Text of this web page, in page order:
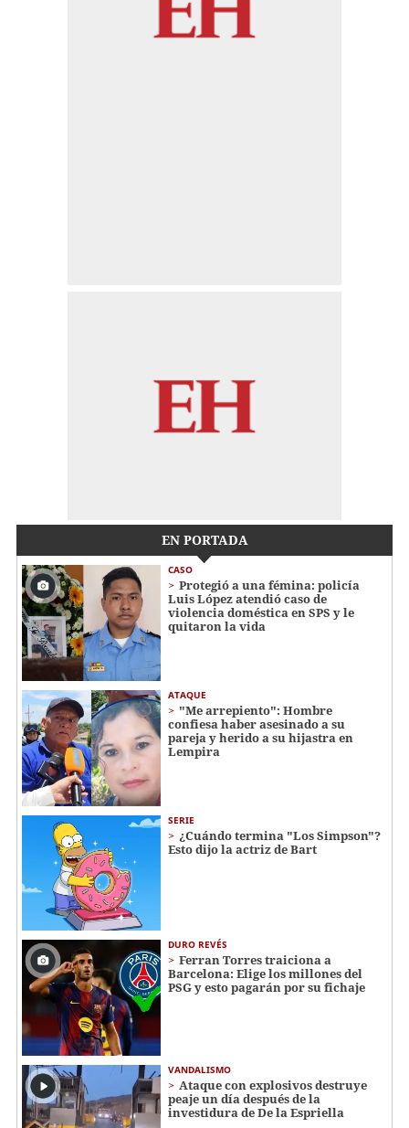
EN PORTADA
CASO
Protegió a una fémina: policía
Luis López atendió caso de
violencia doméstica en SPS y le
quitaron la vida
ATAQUE
"Me arrepiento": Hombre
confiesa haber asesinado a su
pareja y herido a su hijastra en
Lempira
SERIE
¿Cuándo termina "Los Simpson"?
Esto dijo la actriz de Bart
DURO REVÉS
Ferran Torres traiciona a
Barcelona: Elige los millones del
PSG y esto pagarán por su fichaje
VANDALISMO
Ataque con explosivos destruye
peaje un día después de la
investidura de De la Espriella